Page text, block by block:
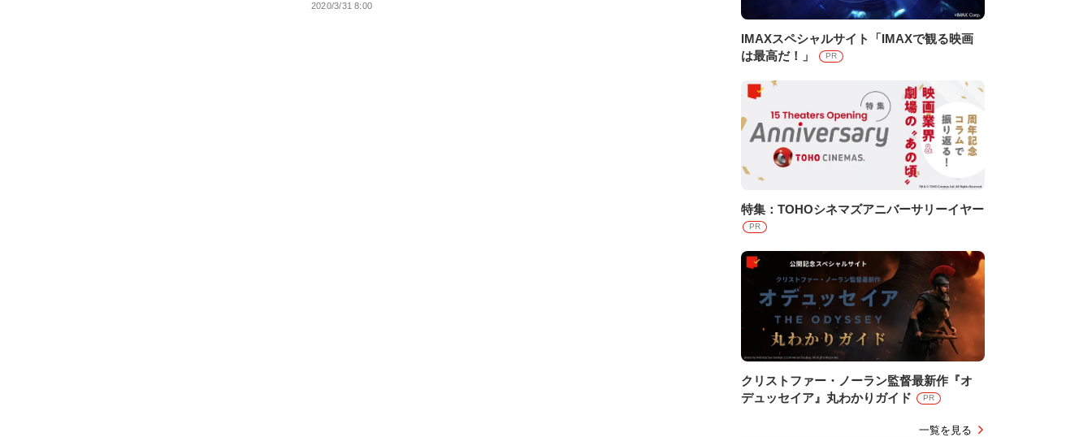
2020/3/31 8:00
IMAXスペシャルサイト「IMAXで観る映画
は最高だ！」
PR
特集：TOHOシネマズアニバーサリーイヤー
PR
クリストファー・ノーラン監督最新作『オ
デュッセイア』丸わかりガイド
PR
一覧を見る